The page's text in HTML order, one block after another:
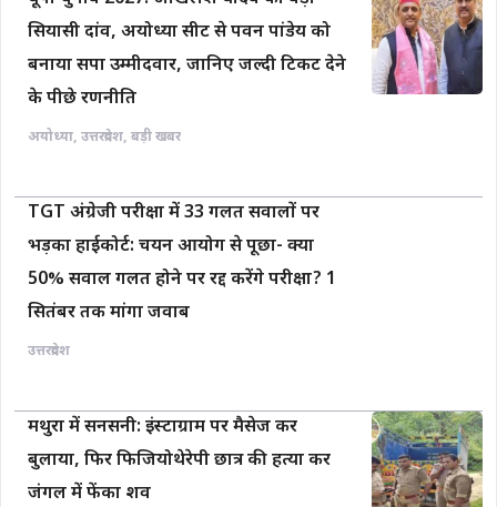
सियासी दांव, अयोध्या सीट से पवन पांडेय को
बनाया सपा उम्मीदवार, जानिए जल्दी टिकट देने
के पीछे रणनीति
अयोध्या, उत्तरप्रदेश, बड़ी खबर
TGT अंग्रेजी परीक्षा में 33 गलत सवालों पर
भड़का हाईकोर्ट: चयन आयोग से पूछा- क्या
50% सवाल गलत होने पर रद्द करेंगे परीक्षा? 1
सितंबर तक मांगा जवाब
उत्तरप्रदेश
मथुरा में सनसनी: इंस्टाग्राम पर मैसेज कर
बुलाया, फिर फिजियोथेरेपी छात्र की हत्या कर
जंगल में फेंका शव